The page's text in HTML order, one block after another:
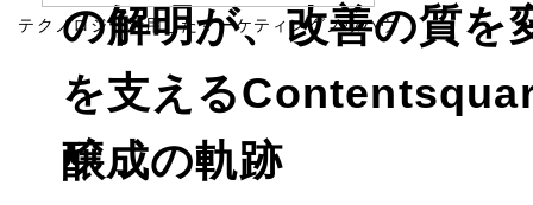
テクノロジー活用したマーケティングノウハウ
の解明が、改善の質を
を支える
醸成の軌跡